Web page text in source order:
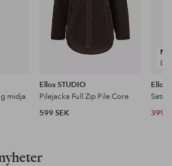
midja
Ellos STUDIO
Pilejacka Full Zip Pile Core
599 SEK
Ellos
399